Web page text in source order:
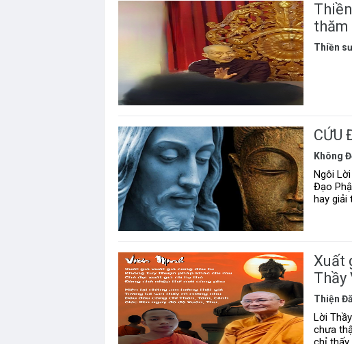
thăm
Thiền
CỨU
Không
Ngôi
Đạo
hay giải
Xuất
Thầy
Thiện
Lời
chưa